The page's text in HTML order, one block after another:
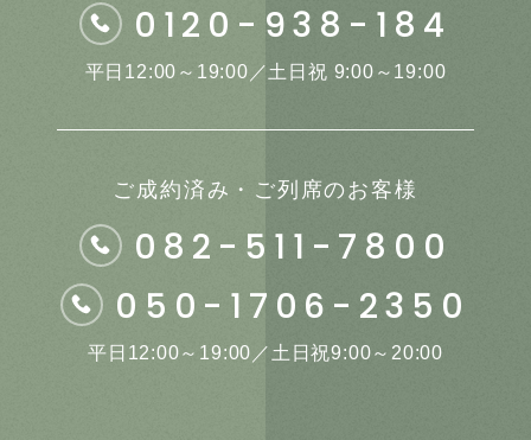
0120-938-184
平日12:00～19:00／土日祝 9:00～19:00
ご成約済み・ご列席のお客様
082-511-7800
050-1706-2350
平日12:00～19:00／土日祝9:00～20:00